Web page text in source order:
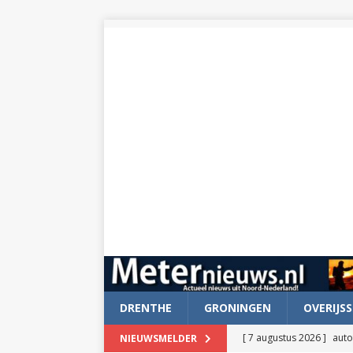
DRENTHE GRONINGEN
NIEUWSMELDER [ 7 augustus 2026 ]